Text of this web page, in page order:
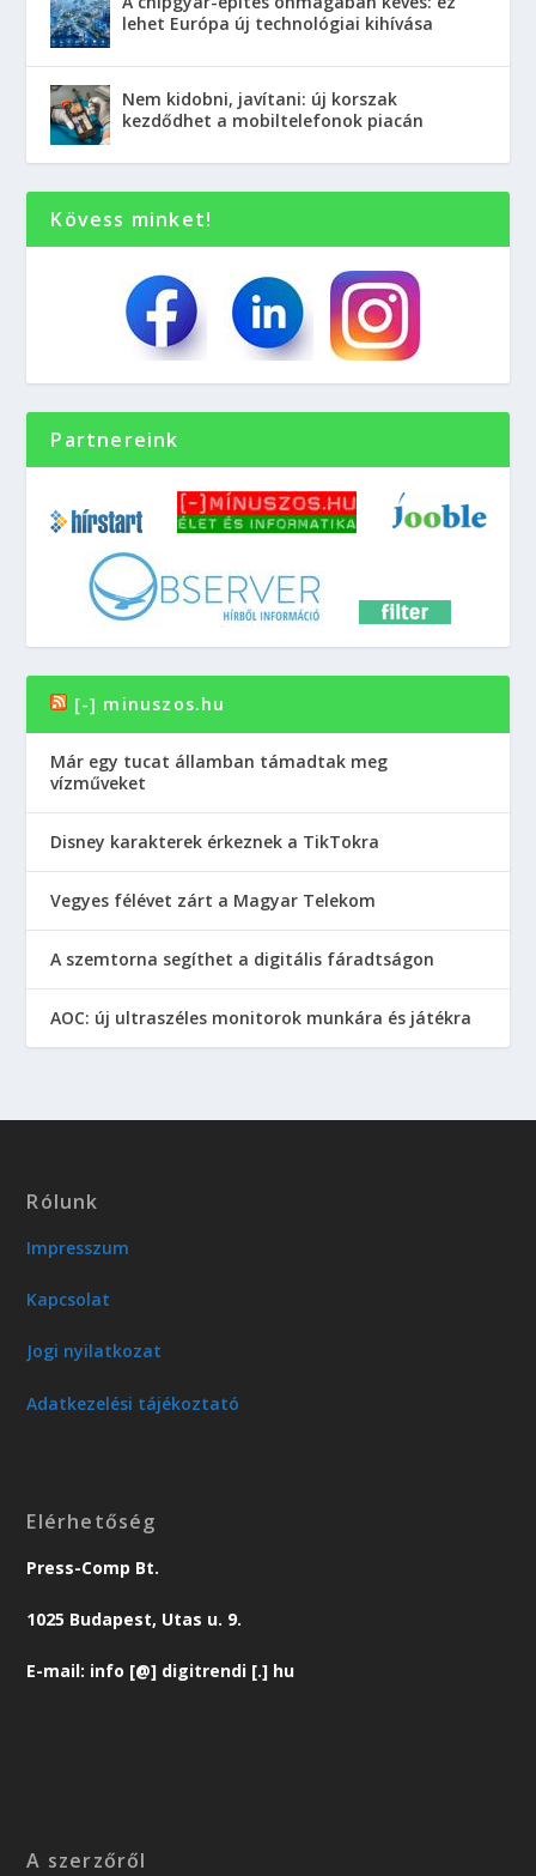
lehet Európa új technológiai kihívása
Nem kidobni, javítani: új korszak
kezdődhet a mobiltelefonok piacán
Kövess minket!
Partnereink
[-] minuszos.hu
Már egy tucat államban támadtak meg
vízműveket
Disney karakterek érkeznek a TikTokra
Vegyes félévet zárt a Magyar Telekom
A szemtorna segíthet a digitális fáradtságon
AOC: új ultraszéles monitorok munkára és játékra
Rólunk
Impresszum
Kapcsolat
Jogi nyilatkozat
Adatkezelési tájékoztató
Elérhetőség
Press-Comp Bt.
1025 Budapest, Utas u. 9.
E-mail: info [@] digitrendi [.] hu
A szerzőről